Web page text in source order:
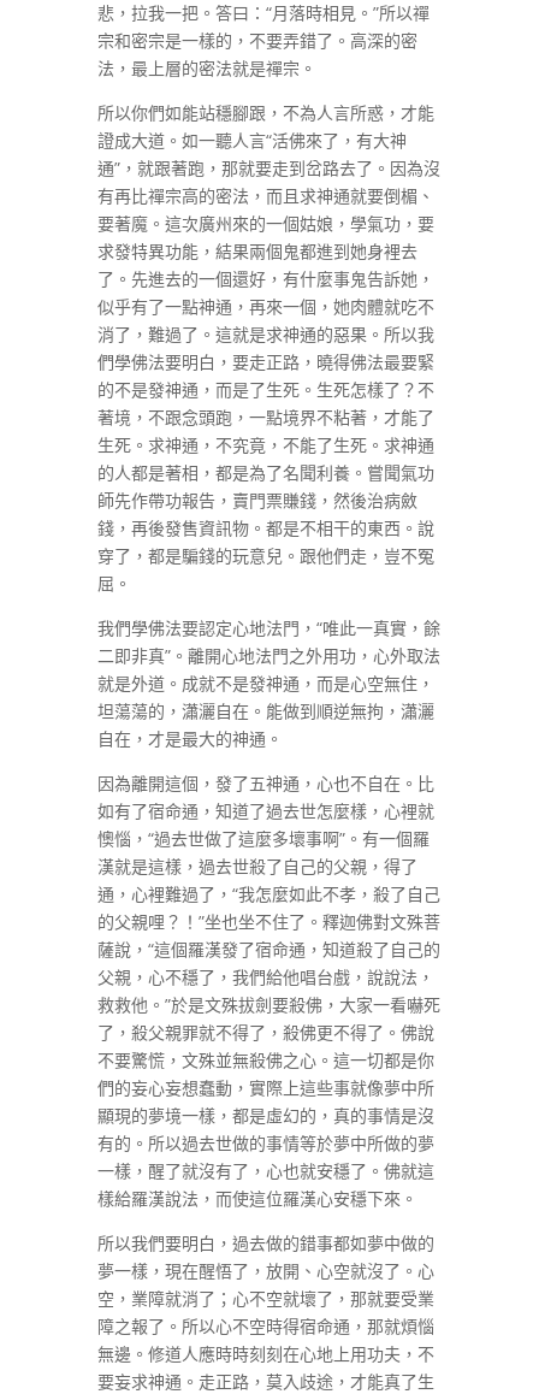
悲，拉我一把。答曰：“月落時相見。”所以禪
宗和密宗是一樣的，不要弄錯了。高深的密
法，最上層的密法就是禪宗。
所以你們如能站穩腳跟，不為人言所惑，才能
證成大道。如一聽人言“活佛來了，有大神
通”，就跟著跑，那就要走到岔路去了。因為沒
有再比禪宗高的密法，而且求神通就要倒楣、
要著魔。這次廣州來的一個姑娘，學氣功，要
求發特異功能，結果兩個鬼都進到她身裡去
了。先進去的一個還好，有什麼事鬼告訴她，
似乎有了一點神通，再來一個，她肉體就吃不
消了，難過了。這就是求神通的惡果。所以我
們學佛法要明白，要走正路，曉得佛法最要緊
的不是發神通，而是了生死。生死怎樣了？不
著境，不跟念頭跑，一點境界不粘著，才能了
生死。求神通，不究竟，不能了生死。求神通
的人都是著相，都是為了名聞利養。嘗聞氣功
師先作帶功報告，賣門票賺錢，然後治病斂
錢，再後發售資訊物。都是不相干的東西。說
穿了，都是騙錢的玩意兒。跟他們走，豈不冤
屈。
我們學佛法要認定心地法門，“唯此一真實，餘
二即非真”。離開心地法門之外用功，心外取法
就是外道。成就不是發神通，而是心空無住，
坦蕩蕩的，瀟灑自在。能做到順逆無拘，瀟灑
自在，才是最大的神通。
因為離開這個，發了五神通，心也不自在。比
如有了宿命通，知道了過去世怎麼樣，心裡就
懊惱，“過去世做了這麼多壞事啊”。有一個羅
漢就是這樣，過去世殺了自己的父親，得了
通，心裡難過了，“我怎麼如此不孝，殺了自己
的父親哩？！”坐也坐不住了。釋迦佛對文殊菩
薩說，“這個羅漢發了宿命通，知道殺了自己的
父親，心不穩了，我們給他唱台戲，說說法，
救救他。”於是文殊拔劍要殺佛，大家一看嚇死
了，殺父親罪就不得了，殺佛更不得了。佛說
不要驚慌，文殊並無殺佛之心。這一切都是你
們的妄心妄想蠢動，實際上這些事就像夢中所
顯現的夢境一樣，都是虛幻的，真的事情是沒
有的。所以過去世做的事情等於夢中所做的夢
一樣，醒了就沒有了，心也就安穩了。佛就這
樣給羅漢說法，而使這位羅漢心安穩下來。
所以我們要明白，過去做的錯事都如夢中做的
夢一樣，現在醒悟了，放開、心空就沒了。心
空，業障就消了；心不空就壞了，那就要受業
障之報了。所以心不空時得宿命通，那就煩惱
無邊。修道人應時時刻刻在心地上用功夫，不
要妄求神通。走正路，莫入歧途，才能真了生